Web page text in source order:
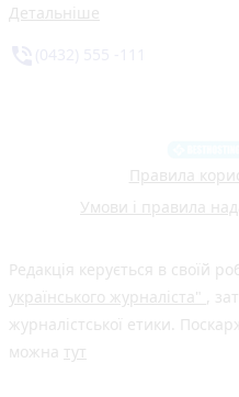
Детальніше
Правила
Умови і правила
Редакція керується в своїй
українського журналіста"
,
журналістської етики.
можна тут